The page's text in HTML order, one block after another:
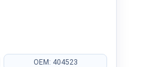
OEM: 404523